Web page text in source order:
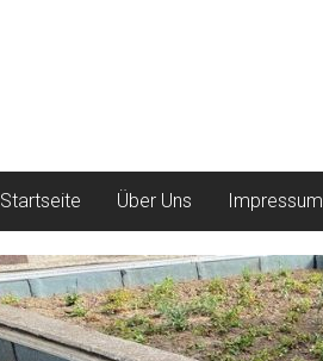
Startseite Über Uns Impressum